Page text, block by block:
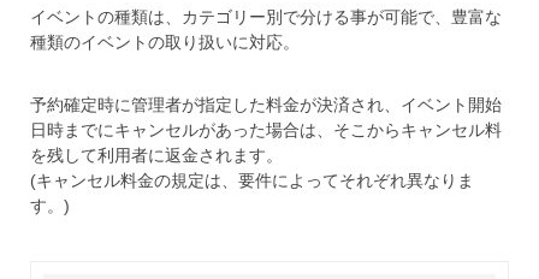
イベントの種類は、カテゴリー別で分ける事が可能で、豊富な
種類のイベントの取り扱いに対応。
予約確定時に管理者が指定した料金が決済され、イベント開始
日時までにキャンセルがあった場合は、そこからキャンセル料
を残して利用者に返金されます。
(キャンセル料金の規定は、要件によってそれぞれ異なりま
す。)